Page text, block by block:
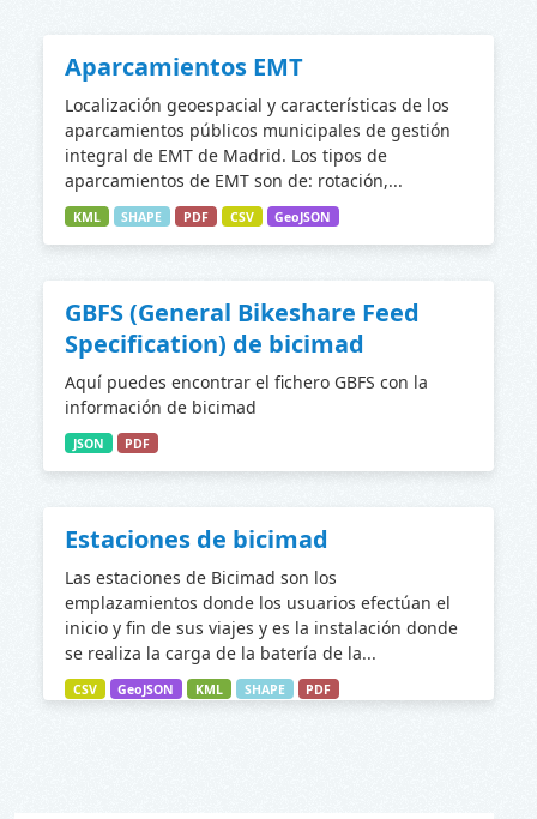
Aparcamientos EMT
Localización geoespacial y características de los
aparcamientos públicos municipales de gestión
integral de EMT de Madrid. Los tipos de
aparcamientos de EMT son de: rotación,...
KML SHAPE PDF CSV GeoJSON
GBFS (General Bikeshare Feed
Specification) de bicimad
Aquí puedes encontrar el fichero GBFS con la
información de bicimad
JSON PDF
Estaciones de bicimad
Las estaciones de Bicimad son los
emplazamientos donde los usuarios efectúan el
inicio y fin de sus viajes y es la instalación donde
se realiza la carga de la batería de la...
CSV GeoJSON KML SHAPE PDF